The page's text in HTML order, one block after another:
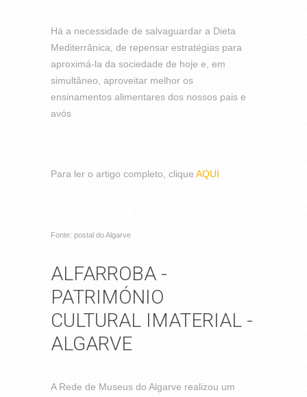
Há a necessidade de salvaguardar a Dieta
Mediterrânica, de repensar estratégias para
aproximá-la da sociedade de hoje e, em
simultâneo, aproveitar melhor os
ensinamentos alimentares dos nossos pais e
avós
Para ler o artigo completo, clique AQUI
Fonte: postal do Algarve
ALFARROBA -
PATRIMÓNIO
CULTURAL IMATERIAL -
ALGARVE
A Rede de Museus do Algarve realizou um